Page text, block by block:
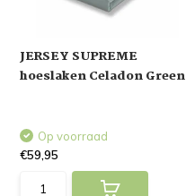
JERSEY SUPREME
hoeslaken Celadon Green
Op voorraad
€59,95